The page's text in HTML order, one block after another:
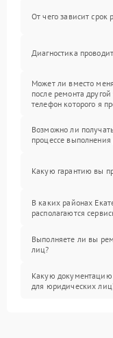
От чего зависит срок
Диагностика
Может ли вместо
после ремонта
телефон которого я
Возможно ли
процессе
Какую гарантию вы
В каких районах
располагаются
Выполняете ли вы
лиц?
Какую документацию
для юридических